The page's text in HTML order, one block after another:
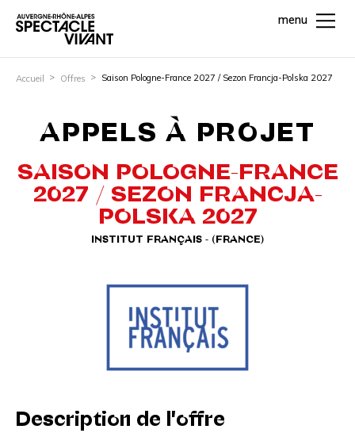
menu
Accueil Offres Saison Pologne-France 2027 / Sezon Francja-Polska 2027
APPELS À PROJET
SAISON POLOGNE-FRANCE
2027 / SEZON FRANCJA-
POLSKA 2027
INSTITUT FRANÇAIS - (FRANCE)
Description de l'offre